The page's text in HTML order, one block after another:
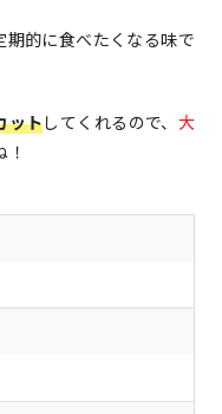
期的に食べたくなる味で
ットしてくれるので、 大